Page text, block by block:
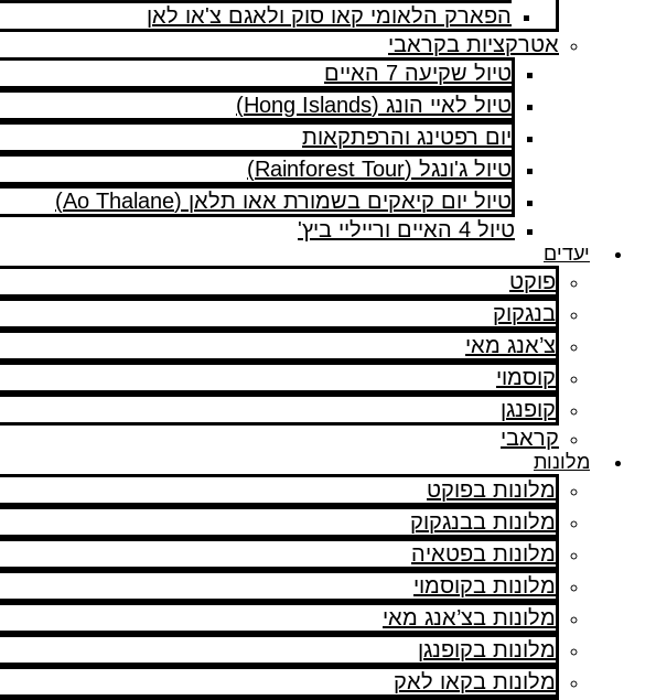
הפארק הלאומי קאו סוק ולאגם צ'או לאן
אטרקציות בקראבי
טיול שקיעה 7 האיים
טיול לאיי הונג (Hong Islands)
יום רפטינג והרפתקאות
טיול ג'ונגל (Rainforest Tour)
טיול יום קיאקים בשמורת אאו תלאן (Ao Thalane)
טיול 4 האיים ורייליי ביץ'
יעדים
פוקט
בנגקוק
צ’אנג מאי
קוסמוי
קופנגן
קראבי
מלונות
מלונות בפוקט
מלונות בבנגקוק
מלונות בפטאיה
מלונות בקוסמוי
מלונות בצ’אנג מאי
מלונות בקופנגן
מלונות בקאו לאק